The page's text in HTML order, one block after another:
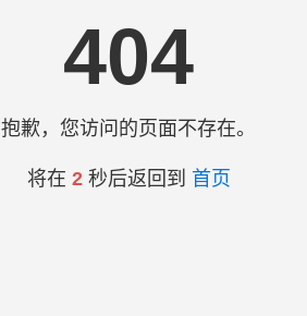
404
抱歉，您访问的页面不存在。
将在 2秒后返回到 首页